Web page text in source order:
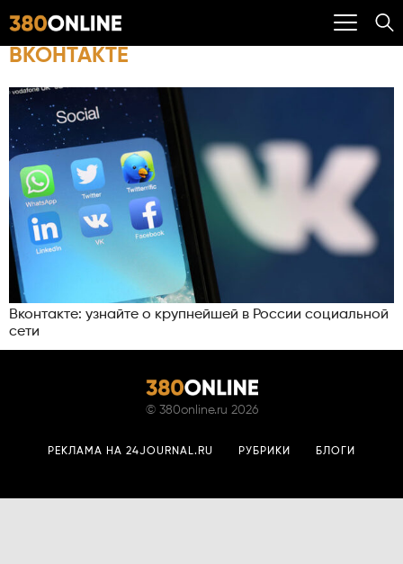
ВКОНТАКТЕ
Вконтакте: узнайте о крупнейшей в России социальной
сети
© 380online.ru 2026
РЕКЛАМА НА 24JOURNAL.RU РУБРИКИ БЛОГИ